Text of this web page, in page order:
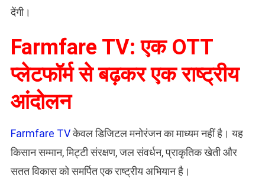
देंगी।
Farmfare TV: एक OTT
प्लेटफॉर्म से बढ़कर एक राष्ट्रीय
आंदोलन
Farmfare TVकेवल डिजिटल मनोरंजन का माध्यम नहीं है। यह
किसान सम्मान, मिट्टी संरक्षण, जल संवर्धन, प्राकृतिक खेती और
सतत विकास को समर्पित एक राष्ट्रीय अभियान है।